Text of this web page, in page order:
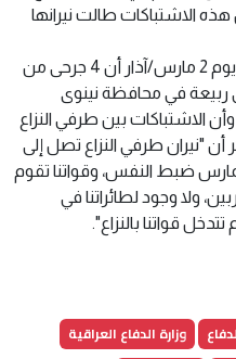
الاشتباكات طالت نيرانها
وأضاف المتحدث باسم وزارة الدفاع يوم 2 مارس/آذار أن 4 جرحى من
في محافظة نينوى
الاشتباكات بين طرفي النزاع
"نيران طرفي النزاع تصل إلى
نمارس ضبط النفس، وقواتنا تقوم
ولا وجود لطائراتنا في
قواتنا بالنزاع".
وزارة الدفاع العراقية